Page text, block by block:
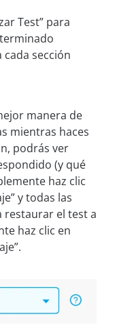
Test” para
sección
manera de
mientras haces
podrás ver
(y qué
haz clic
y todas las
restaurar el test a
haz clic en